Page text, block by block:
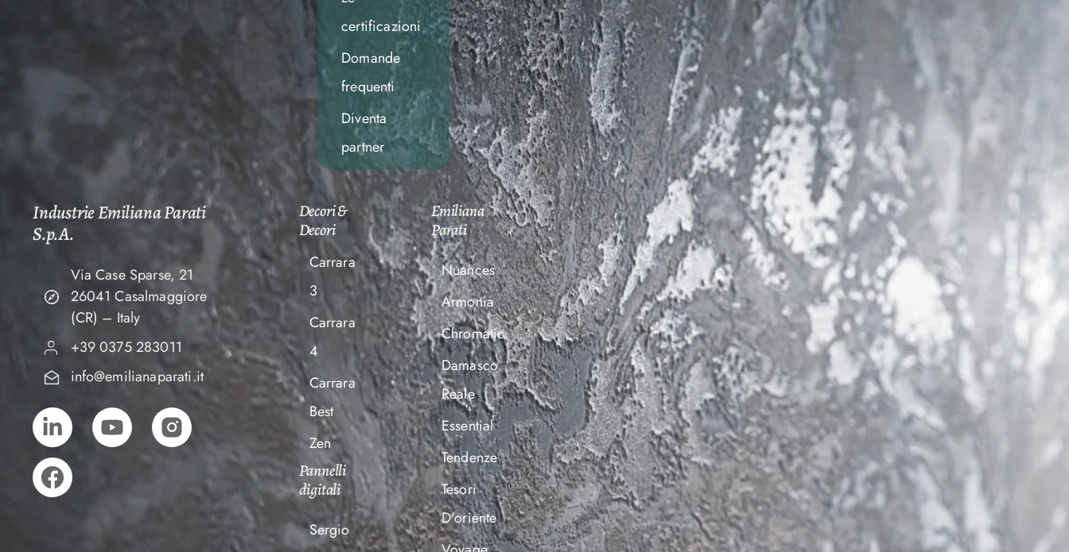
certificazioni
Domande
frequenti
Diventa
partner
Industrie Emiliana Parati
S.p.A.
Via Case Sparse, 21
26041 Casalmaggiore
(CR) – Italy
+39 0375 283011
info@emilianaparati.it
Decori &
Decori
Carrara
3
Carrara
4
Carrara
Best
Zen
Pannelli
digitali
Sergio
Emiliana
Parati
Nuances
Armonia
Chromatic
Damasco
Reale
Essential
Tendenze
Tesori
D'oriente